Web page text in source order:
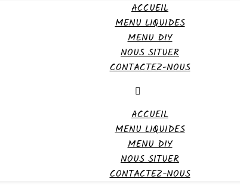
ACCUEIL
MENU LIQUIDES
MENU DIY
NOUS SITUER
CONTACTEZ-NOUS
ACCUEIL
MENU LIQUIDES
MENU DIY
NOUS SITUER
CONTACTEZ-NOUS